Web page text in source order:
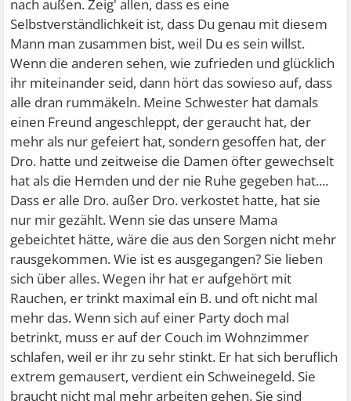
nach außen. Zeig' allen, dass es eine
Selbstverständlichkeit ist, dass Du genau mit diesem
Mann man zusammen bist, weil Du es sein willst.
Wenn die anderen sehen, wie zufrieden und glücklich
ihr miteinander seid, dann hört das sowieso auf, dass
alle dran rummäkeln. Meine Schwester hat damals
einen Freund angeschleppt, der geraucht hat, der
mehr als nur gefeiert hat, sondern gesoffen hat, der
Dro. hatte und zeitweise die Damen öfter gewechselt
hat als die Hemden und der nie Ruhe gegeben hat....
Dass er alle Dro. außer Dro. verkostet hatte, hat sie
nur mir gezählt. Wenn sie das unsere Mama
gebeichtet hätte, wäre die aus den Sorgen nicht mehr
rausgekommen. Wie ist es ausgegangen? Sie lieben
sich über alles. Wegen ihr hat er aufgehört mit
Rauchen, er trinkt maximal ein B. und oft nicht mal
mehr das. Wenn sich auf einer Party doch mal
betrinkt, muss er auf der Couch im Wohnzimmer
schlafen, weil er ihr zu sehr stinkt. Er hat sich beruflich
extrem gemausert, verdient ein Schweinegeld. Sie
braucht nicht mal mehr arbeiten gehen. Sie sind